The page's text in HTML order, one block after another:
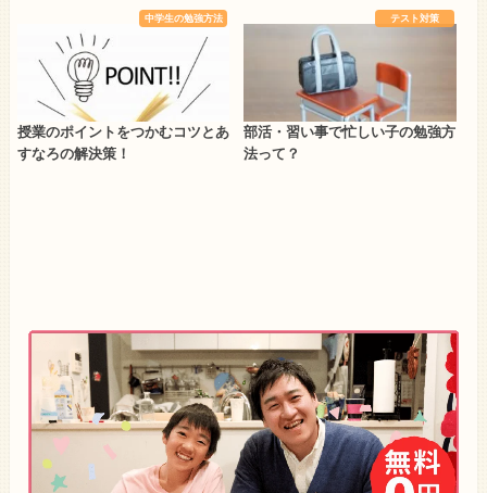
中学生の勉強方法
授業のポイントをつかむコツとあ
すなろの解決策！
テスト対策
部活・習い事で忙しい子の勉強方
法って？